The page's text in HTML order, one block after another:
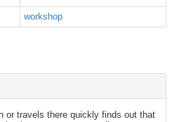
workshop
or travels there quickly finds out that